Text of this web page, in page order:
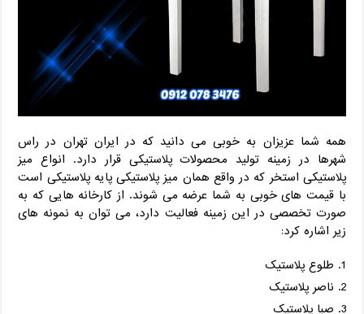
همه شما عزیزان به خوبی می دانید که در ایران تهران در راس
شهرها در زمینه تولید محصولات پلاستیکی قرار دارد. انواع میز
پلاستیکی استخر که در واقع همان میز پلاستیکی پایه پلاستیکی است
با قیمت های خوبی به شما عرضه می شوند. از کارخانه هایی که به
صورت تخصصی در این زمینه فعالیت دارد، می توان به نمونه های
زیر اشاره کرد:
طلوع پلاستیک
ناصر پلاستیک
صبا پلاستیک